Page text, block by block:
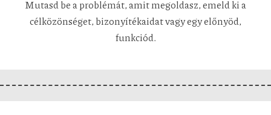
Mutasd be a problémát, amit megoldasz, emeld ki a
célközönséget, bizonyítékaidat vagy egy előnyöd,
funkciód.